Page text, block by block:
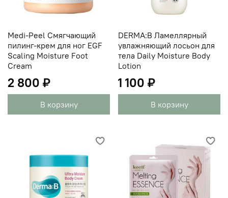
Medi-Peel Смягчающий
пилинг-крем для ног EGF
Scaling Moisture Foot
Cream
2 800 ₽
В корзину
DERMA:B Ламеллярный
увлажняющий лосьон для
тела Daily Moisture Body
Lotion
1 100 ₽
В корзину